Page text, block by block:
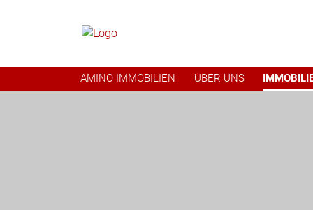
AMINO IMMOBILIEN ÜBER UNS